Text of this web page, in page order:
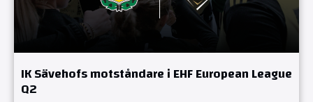
IK Sävehofs motståndare i EHF European League
Q2